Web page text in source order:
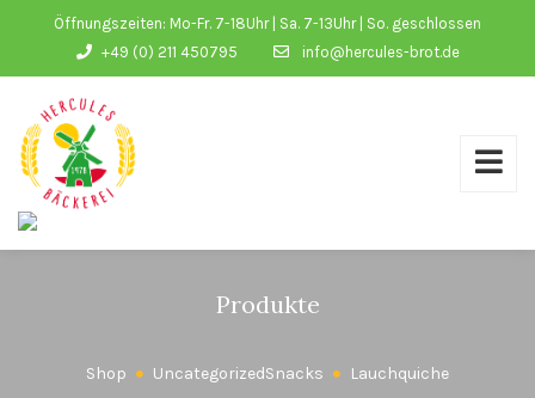
Öffnungszeiten: Mo-Fr. 7-18Uhr | Sa. 7-13Uhr | So. geschlossen
+49 (0) 211 450795
info@hercules-brot.de
Produkte
Shop UncategorizedSnacks Lauchquiche